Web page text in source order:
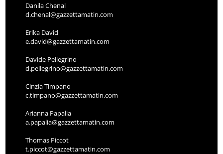
Danila Chenal
d.chenal@gazzettamatin.com
Erika David
e.david@gazzettamatin.com
Davide Pellegrino
d.pellegrino@gazzettamatin.com
Cinzia Timpano
c.timpano@gazzettamatin.com
Arianna Papalia
a.papalia@gazzettamatin.com
Thomas Piccot
t.piccot@gazzettamatin.com